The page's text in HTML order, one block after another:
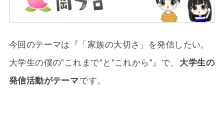
今回のテーマは『 「家族の大切さ」を発信したい。
大学生の僕の”これまで”と”これから”』 で、
大学生の
発信活動がテーマです。